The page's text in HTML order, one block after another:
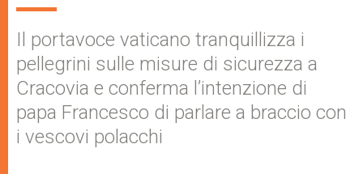
Il portavoce vaticano tranquillizza i
pellegrini sulle misure di sicurezza a
Cracovia e conferma l’intenzione di
papa Francesco di parlare a braccio con
i vescovi polacchi